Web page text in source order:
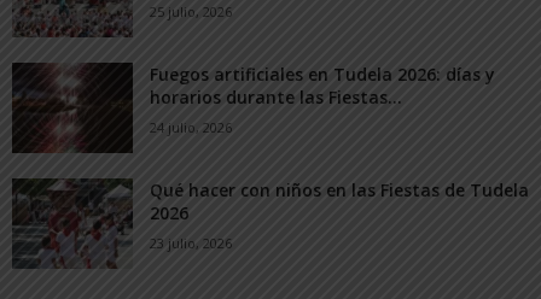
25 julio, 2026
Fuegos artificiales en Tudela 2026: días y
horarios durante las Fiestas...
24 julio, 2026
Qué hacer con niños en las Fiestas de Tudela
2026
23 julio, 2026